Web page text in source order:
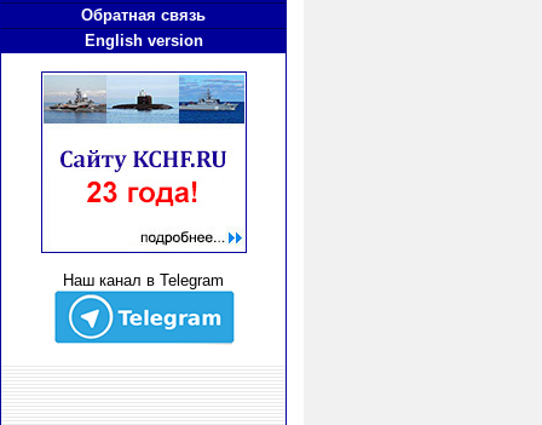
Обратная связь
English version
Наш канал в Telegram